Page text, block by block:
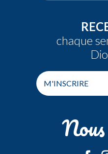
chaque
M'INSCRIRE